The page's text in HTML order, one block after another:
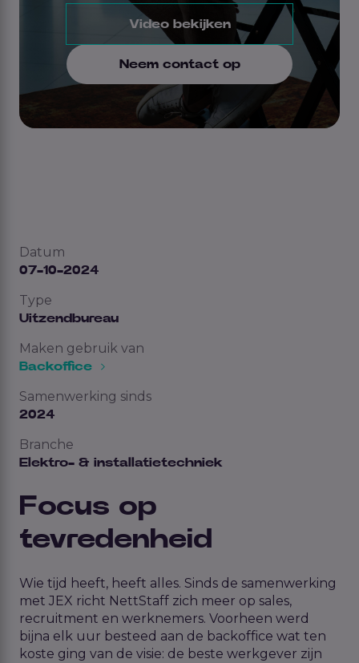
Video bekijken
Neem contact op
Datum
07-10-2024
Type
Uitzendbureau
Maken gebruik van
Backoffice
Samenwerking sinds
2024
Branche
Elektro- & installatietechniek
Focus op
tevredenheid
Wie tijd heeft, heeft alles. Sinds de samenwerking
met JEX richt NettStaff zich meer op sales,
recruitment en werknemers. Voorheen werd
bijna elk uur besteed aan de backoffice wat ten
koste ging van de visie: de beste werkgever zijn